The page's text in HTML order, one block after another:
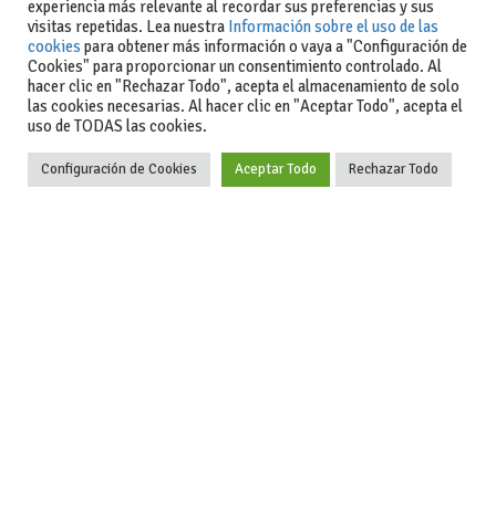
experiencia más relevante al recordar sus preferencias y sus
visitas repetidas. Lea nuestra Información sobre el uso de las
cookies para obtener más información o vaya a "Configuración de
Cookies" para proporcionar un consentimiento controlado. Al
hacer clic en "Rechazar Todo", acepta el almacenamiento de solo
las cookies necesarias. Al hacer clic en "Aceptar Todo", acepta el
uso de TODAS las cookies.
Configuración de Cookies Aceptar Todo Rechazar Todo